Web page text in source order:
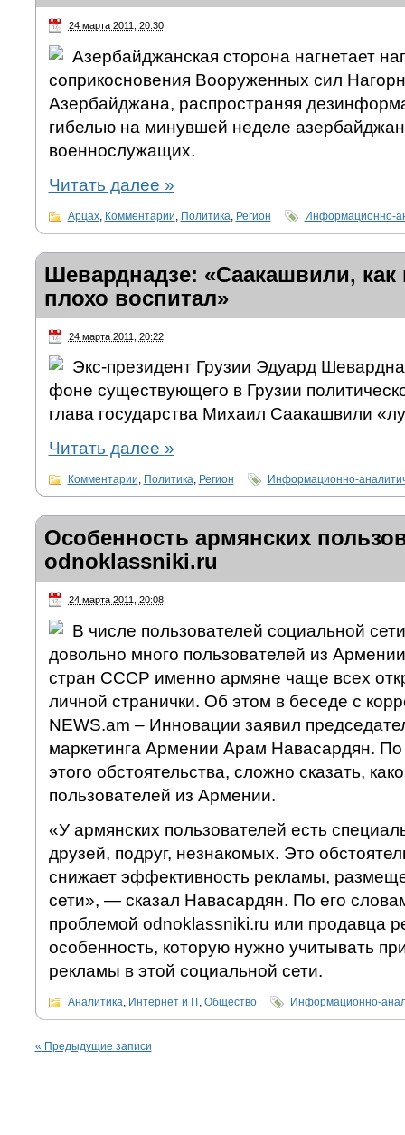
24 марта 2011, 20:30
Азербайджанская сторона нагнетает
соприкосновения Вооруженных сил
Азербайджана, распространяя
гибелью на минувшей неделе
военнослужащих.
Читать далее »
Арцах, Комментарии Политика Регион Информационно-
Шеварднадзе: «Саакашвили, как
плохо воспитал»
24 марта 2011, 20:22
Экс-президент Грузии Эдуард
фоне существующего в Грузии
глава государства Михаил Саакашвили
Читать далее »
Комментарии, Политика, Регион Информационно-
Особенность армянских
odnoklassniki.ru
24 марта 2011, 20:08
В числе пользователей социальной
довольно много пользователей из
стран СССР именно армяне чаще всех
личной странички. Об этом в беседе с
NEWS.am – Инновации заявил
маркетинга Армении Арам Навасардян. По
этого обстоятельства, сложно сказать,
пользователей из Армении.
«У армянских пользователей есть
друзей, подруг, незнакомых. Это
снижает эффективность рекламы,
сети», — сказал Навасардян. По его
проблемой odnoklassniki.ru или продавца
особенность, которую нужно учитывать
рекламы в этой социальной сети.
Аналитика, Интернет и IT, Общество Информационно-
« Предыдущие записи